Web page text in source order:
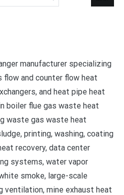
manufacturer specializing
and counter flow heat
and heat pipe heat
boiler flue gas waste heat
waste gas waste heat
printing, washing, coating
recovery, data center
systems, water vapor
smoke, large-scale
ventilation, mine exhaust heat